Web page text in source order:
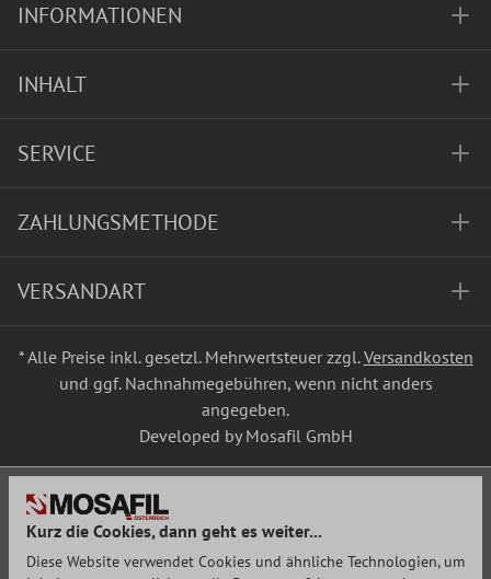
INFORMATIONEN
INHALT
SERVICE
ZAHLUNGSMETHODE
VERSANDART
* Alle Preise inkl. gesetzl. Mehrwertsteuer zzgl.Versandkosten
und ggf. Nachnahmegebühren, wenn nicht anders
angegeben.
Developed by Mosafil GmbH
Kurz die Cookies, dann geht es weiter...
Diese Website verwendet Cookies und ähnliche Technologien, um